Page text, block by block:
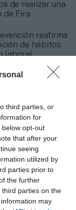
third parties, or
for
opt-out
that after your
seeing
utilized by
parties prior to
the further
parties on the
may
de realizar una
de Fira
reafirma
de hábitos
laboral,
por cuidar de
en su
(Servicio
Series).
en la
.
de Google
de actualidad.
ACTIVAR AHORA